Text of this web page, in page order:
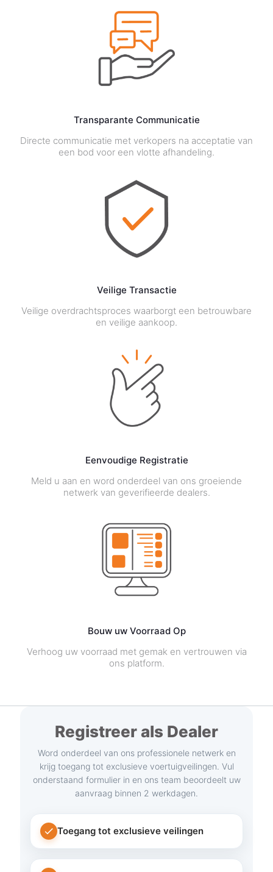
Transparante Communicatie
Directe communicatie met verkopers na acceptatie van
een bod voor een vlotte afhandeling.
Veilige Transactie
Veilige overdrachtsproces waarborgt een betrouwbare
en veilige aankoop.
Eenvoudige Registratie
Meld u aan en word onderdeel van ons groeiende
netwerk van geverifieerde dealers.
Bouw uw Voorraad Op
Verhoog uw voorraad met gemak en vertrouwen via
ons platform.
Registreer als Dealer
Word onderdeel van ons professionele netwerk en
krijg toegang tot exclusieve voertuigveilingen. Vul
onderstaand formulier in en ons team beoordeelt uw
aanvraag binnen 2 werkdagen.
Toegang tot exclusieve veilingen